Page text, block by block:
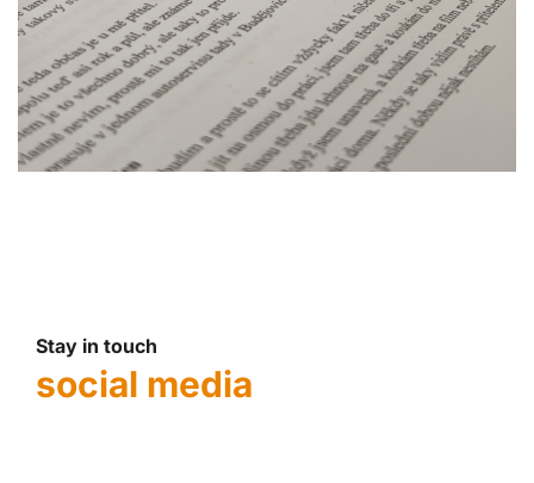
Stay in touch
social media